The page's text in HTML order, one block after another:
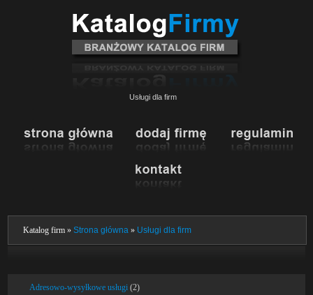
Usługi dla firm
Katalog firm »Strona główna » Usługi dla firm
Adresowo-wysyłkowe usługi (2)